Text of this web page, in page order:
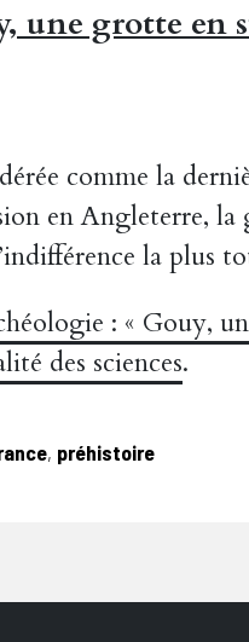
une grotte en
comme la
en Angleterre,
la plus
: « Gouy,
des sciences.
, préhistoire